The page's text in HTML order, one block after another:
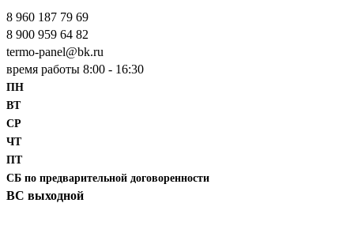
8 960 187 79 69
‎8 900 959 64 82
termo-panel@bk.ru
время работы 8:00 - 16:30
ПН
ВТ
СР
ЧТ
ПТ
СБ по предварительной договоренности
ВС выходной